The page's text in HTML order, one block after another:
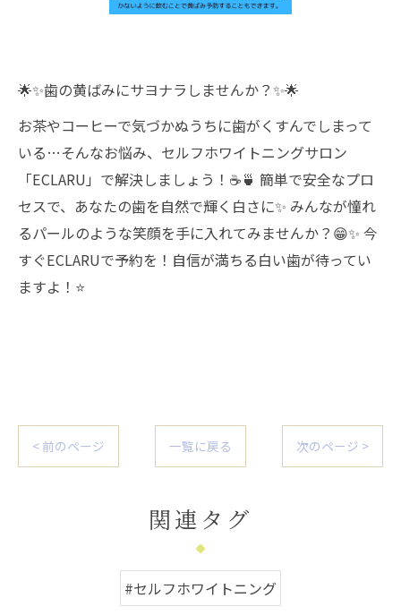
🌟✨歯の黄ばみにサヨナラしませんか？✨🌟
お茶やコーヒーで気づかぬうちに歯がくすんでしまって
いる…そんなお悩み、セルフホワイトニングサロン
「ECLARU」で解決しましょう！☕🍵 簡単で安全なプロ
セスで、あなたの歯を自然で輝く白さに✨ みんなが憧れ
るパールのような笑顔を手に入れてみませんか？😁✨ 今
すぐECLARUで予約を！自信が満ちる白い歯が待ってい
ますよ！⭐️
< 前のページ 一覧に戻る 次のページ >
関連タグ
#セルフホワイトニング